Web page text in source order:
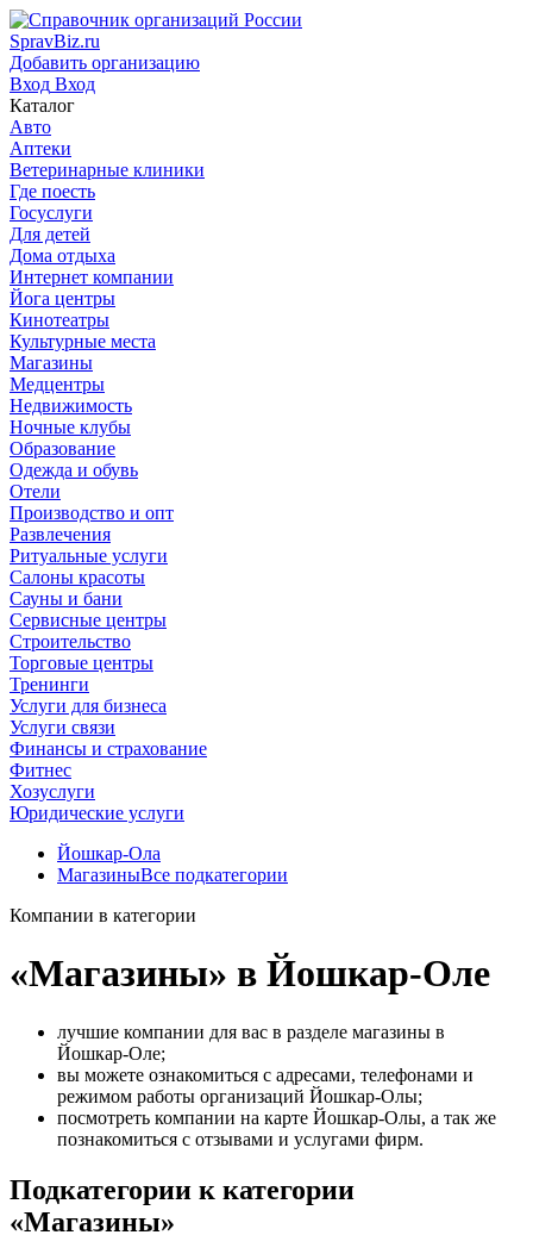
SpravBiz.ru
Добавить организацию
Вход Вход
Каталог
Авто
Аптеки
Ветеринарные клиники
Где поесть
Госуслуги
Для детей
Дома отдыха
Интернет компании
Йога центры
Кинотеатры
Культурные места
Магазины
Медцентры
Недвижимость
Ночные клубы
Образование
Одежда и обувь
Отели
Производство и опт
Развлечения
Ритуальные услуги
Салоны красоты
Сауны и бани
Сервисные центры
Строительство
Торговые центры
Тренинги
Услуги для бизнеса
Услуги связи
Финансы и страхование
Фитнес
Хозуслуги
Юридические услуги
Йошкар‑Ола
МагазиныВсе подкатегории
Компании в категории
«Магазины» в Йошкар‑Оле
лучшие компании для вас в разделе магазины в
Йошкар‑Оле;
вы можете ознакомиться с адресами, телефонами и
режимом работы организаций Йошкар‑Олы;
посмотреть компании на карте Йошкар‑Олы, а так же
познакомиться с отзывами и услугами фирм.
Подкатегории к категории
«Магазины»